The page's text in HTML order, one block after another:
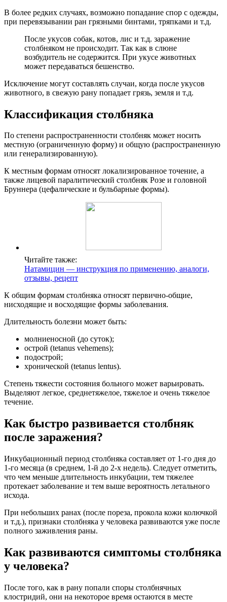
В более редких случаях, возможно попадание спор с одежды,
при перевязывании ран грязными бинтами, тряпками и т.д.
После укусов собак, котов, лис и т.д. заражение
столбняком не происходит. Так как в слюне
возбудитель не содержится. При укусе животных
может передаваться бешенство.
Исключение могут составлять случаи, когда после укусов
животного, в свежую рану попадает грязь, земля и т.д.
Классификация столбняка
По степени распространенности столбняк может носить
местную (ограниченную форму) и общую (распространенную
или генерализированную).
К местным формам относят локализированное точение, а
также лицевой паралитический столбняк Розе и головной
Бруннера (цефалические и бульбарные формы).
Читайте также:
Натамицин — инструкция по применению, аналоги,
отзывы, рецепт
К общим формам столбняка относят первично-общие,
нисходящие и восходящие формы заболевания.
Длительность болезни может быть:
молниеносной (до суток);
острой (tetanus vehemens);
подострой;
хронической (tetanus lentus).
Степень тяжести состояния больного может варьировать.
Выделяют легкое, среднетяжелое, тяжелое и очень тяжелое
течение.
Как быстро развивается столбняк
после заражения?
Инкубационный период столбняка составляет от 1-го дня до
1-го месяца (в среднем, 1-й до 2-х недель). Следует отметить,
что чем меньше длительность инкубации, тем тяжелее
протекает заболевание и тем выше вероятность летального
исхода.
При небольших ранах (после пореза, прокола кожи колючкой
и т.д.), признаки столбняка у человека развиваются уже после
полного заживления раны.
Как развиваются симптомы столбняка
у человека?
После того, как в рану попали споры столбнячных
клостридий, они на некоторое время остаются в месте